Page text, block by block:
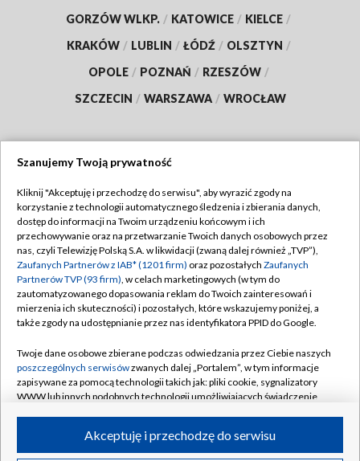
GORZÓW WLKP. / KATOWICE / KIELCE /
KRAKÓW / LUBLIN / ŁÓDŹ / OLSZTYN /
OPOLE / POZNAŃ / RZESZÓW /
SZCZECIN / WARSZAWA / WROCŁAW
TVP
Abonament TVP
Emisja w TVP
Centrum informacji TVP
Naziemna Telewizja Cyfrowa
Rada Programowa
System NOS
Informacje o nadawcy
Program dla prasy
Regulamin TVP
Polityka prywatności
Moje zgody
Pomoc
Kontakt
Kanały
Szanujemy Twoją prywatność
Kliknij "Akceptuję i przechodzę do serwisu", aby wyrazić zgody na
korzystanie z technologii automatycznego śledzenia i zbierania danych,
dostęp do informacji na Twoim urządzeniu końcowym i ich
przechowywanie oraz na przetwarzanie Twoich danych osobowych przez
nas, czyli Telewizję Polską S.A. w likwidacji (zwaną dalej również „TVP”),
Zaufanych Partnerów z IAB* (1201 firm) oraz pozostałych Zaufanych
Partnerów TVP (93 firm), w celach marketingowych (w tym do
zautomatyzowanego dopasowania reklam do Twoich zainteresowań i
mierzenia ich skuteczności) i pozostałych, które wskazujemy poniżej, a
także zgody na udostępnianie przez nas identyfikatora PPID do Google.
Twoje dane osobowe zbierane podczas odwiedzania przez Ciebie naszych
poszczególnych serwisówzwanych dalej „Portalem”, w tym informacje
zapisywane za pomocą technologii takich jak: pliki cookie, sygnalizatory
WWW lub innych podobnych technologii umożliwiających świadczenie
ruchu w Internecie.Akceptuję i przechodzę do serwisu